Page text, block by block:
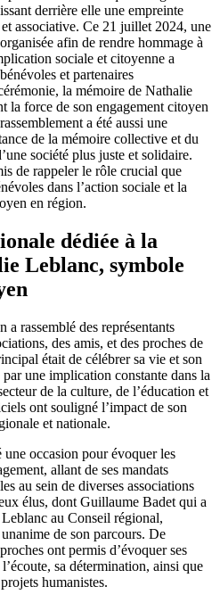
derrière elle une empreinte
associative. Ce 21 juillet 2024, une
afin de rendre hommage à
sociale et citoyenne a
et partenaires
la mémoire de Nathalie
la force de son engagement citoyen
a été aussi une
de la mémoire collective et du
société plus juste et solidaire.
de rappeler le rôle crucial que
dans l’action sociale et la
en région.
dédiée à la
Leblanc, symbole
rassemblé des représentants
des amis, et des proches de
était de célébrer sa vie et son
une implication constante dans la
de la culture, de l’éducation et
ont souligné l’impact de son
et nationale.
occasion pour évoquer les
allant de ses mandats
au sein de diverses associations
élus, dont Guillaume Badet qui a
au Conseil régional,
de son parcours. De
ont permis d’évoquer ses
sa détermination, ainsi que
humanistes.